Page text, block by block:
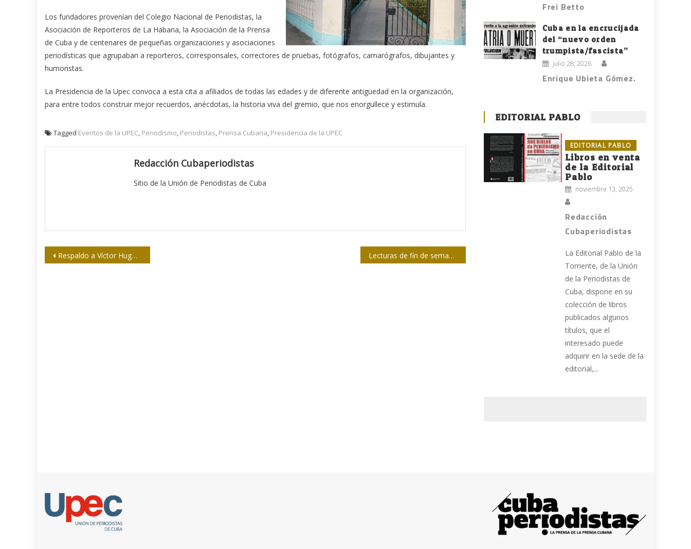
Los fundadores provenían del Colegio Nacional de Periodistas, la
Asociación de Reporteros de La Habana, la Asociación de la Prensa
de Cuba y de centenares de pequeñas organizaciones y asociaciones
periodísticas que agrupaban a reporteros, corresponsales, correctores de pruebas, fotógrafos, camarógrafos, dibujantes y
humoristas.
La Presidencia de la Upec convoca a esta cita a afiliados de todas las edades y de diferente antigüedad en la organización,
para entre todos construir mejor recuerdos, anécdotas, la historia viva del gremio, que nos enorgullece y estimula.
Tagged Eventos de la UPEC, Periodismo, Periodistas, Prensa Cubana, Presidencia de la UPEC
Redacción Cubaperiodistas
Sitio de la Unión de Periodistas de Cuba
Navegación
Respaldo a Víctor Hugo Morales frente a demanda legal de Clarín Lecturas de fin de semana: La juventud debe ser vanguardia
Frei Betto
Cuba en la encrucijada
del “nuevo orden
trumpista/fascista”
julio 28, 2026
Enrique Ubieta Gómez.
EDITORIAL PABLO
EDITORIAL PABLO
Libros en venta
de la Editorial
Pablo
noviembre 13, 2025
Redacción
Cubaperiodistas
La Editorial Pablo de la
Torriente, de la Unión
de la Periodistas de
Cuba, dispone en su
colección de libros
publicados algunos
títulos, que el
interesado puede
adquirir en la sede de la
editorial,...